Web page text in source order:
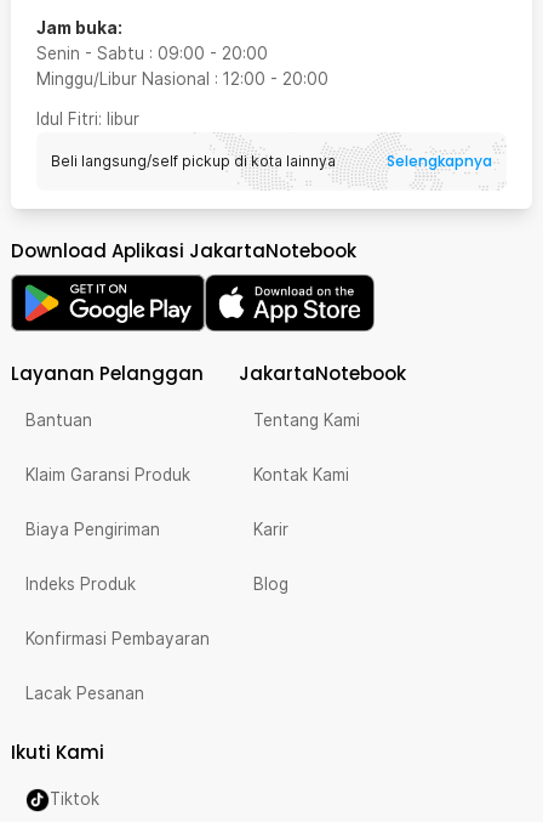
Jam buka:
Senin - Sabtu : 09:00 - 20:00
Minggu/Libur Nasional : 12:00 - 20:00
Idul Fitri: libur
Beli langsung/self pickup di kota lainnya Selengkapnya
Download Aplikasi JakartaNotebook
Layanan Pelanggan
Bantuan
Klaim Garansi Produk
Biaya Pengiriman
Indeks Produk
Konfirmasi Pembayaran
Lacak Pesanan
JakartaNotebook
Tentang Kami
Kontak Kami
Karir
Blog
Ikuti Kami
Tiktok